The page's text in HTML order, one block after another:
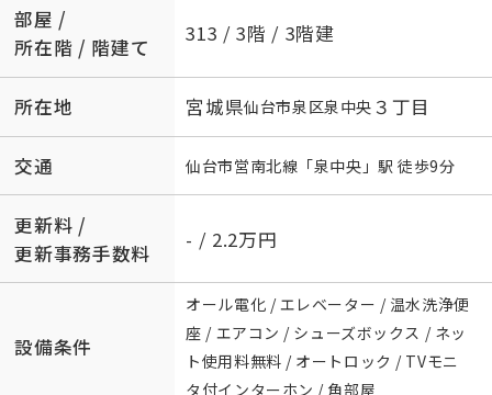
部屋 /
所在階 / 階建て
313 / 3階 / 3階建
所在地 宮城県仙台市泉区泉中央 ３丁目
交通 仙台市営南北線 「泉中央 」駅 徒歩9分
更新料 /
更新事務手数料
- / 2.2万円
設備条件
オール電化 / エレベーター / 温水洗浄便
座 / エアコン / シューズボックス / ネッ
ト使用料無料 / オートロック / TVモニ
タ付インターホン / 角部屋